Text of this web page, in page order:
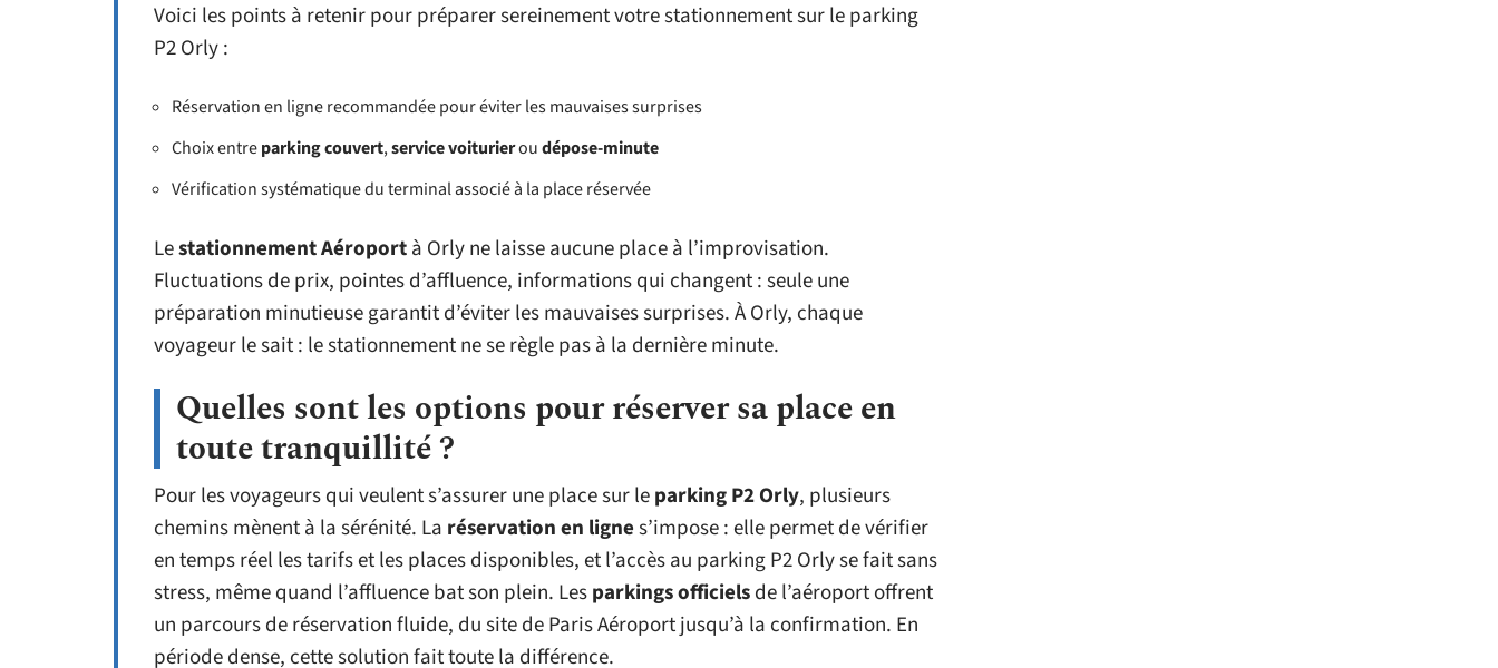
Voici les points à retenir pour préparer sereinement votre stationnement sur le parking
P2 Orly :
Réservation en ligne recommandée pour éviter les mauvaises surprises
Choix entreparking couvert,service voiturieroudépose-minute
Vérification systématique du terminal associé à la place réservée
Lestationnement Aéroportà Orly ne laisse aucune place à l’improvisation.
Fluctuations de prix, pointes d’affluence, informations qui changent : seule une
préparation minutieuse garantit d’éviter les mauvaises surprises. À Orly, chaque
voyageur le sait : le stationnement ne se règle pas à la dernière minute.
Quelles sont les options pour réserver sa place en
toute tranquillité ?
Pour les voyageurs qui veulent s’assurer une place sur leparking P2 Orly, plusieurs
chemins mènent à la sérénité. La réservation en lignes’impose : elle permet de vérifier
en temps réel les tarifs et les places disponibles, et l’accès au parking P2 Orly se fait sans
stress, même quand l’affluence bat son plein. Lesparkings officielsde l’aéroport offrent
un parcours de réservation fluide, du site de Paris Aéroport jusqu’à la confirmation. En
période dense, cette solution fait toute la différence.